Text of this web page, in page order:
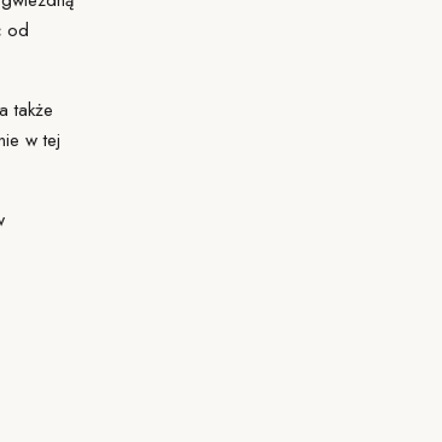
od
także
w tej